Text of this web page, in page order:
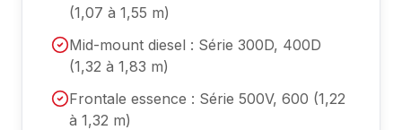
(1,07 à 1,55 m)
Mid-mount diesel : Série 300D, 400D
(1,32 à 1,83 m)
Frontale essence : Série 500V, 600 (1,22
à 1,32 m)